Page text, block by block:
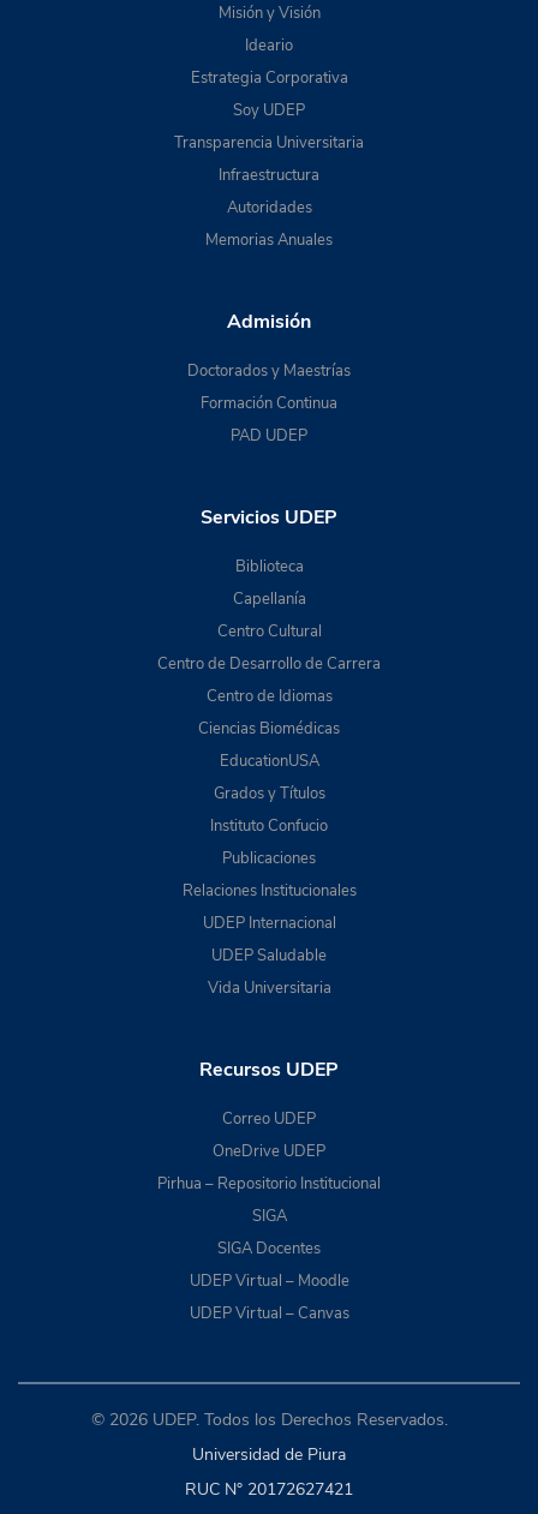
Misión y Visión
Ideario
Estrategia Corporativa
Soy UDEP
Transparencia Universitaria
Infraestructura
Autoridades
Memorias Anuales
Admisión
Doctorados y Maestrías
Formación Continua
PAD UDEP
Servicios UDEP
Biblioteca
Capellanía
Centro Cultural
Centro de Desarrollo de Carrera
Centro de Idiomas
Ciencias Biomédicas
EducationUSA
Grados y Títulos
Instituto Confucio
Publicaciones
Relaciones Institucionales
UDEP Internacional
UDEP Saludable
Vida Universitaria
Recursos UDEP
Correo UDEP
OneDrive UDEP
Pirhua – Repositorio Institucional
SIGA
SIGA Docentes
UDEP Virtual – Moodle
UDEP Virtual – Canvas
© 2026 UDEP. Todos los Derechos Reservados.
Universidad de Piura
RUC N° 20172627421